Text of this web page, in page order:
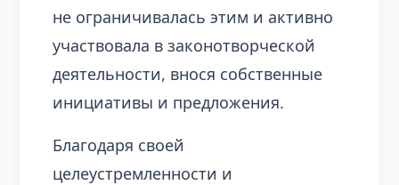
не ограничивалась этим и активно
участвовала в законотворческой
деятельности, внося собственные
инициативы и предложения.
Благодаря своей
целеустремленности и